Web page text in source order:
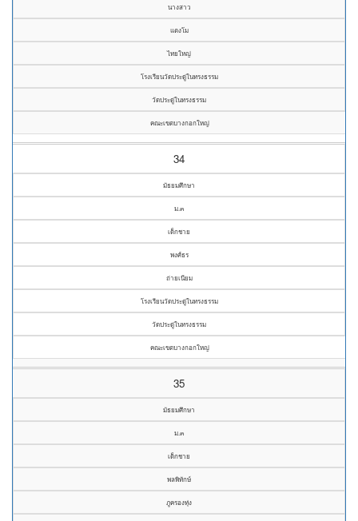
นางสาว
แตงโม
ไทยใหญ่
โรงเรียนวัดประดู่ในทรงธรรม
วัดประดู่ในทรงธรรม
คณะเขตบางกอกใหญ่
34
มัธยมศึกษา
ม.๓
เด็กชาย
พงศ์ธร
ถ่ายเนียม
โรงเรียนวัดประดู่ในทรงธรรม
วัดประดู่ในทรงธรรม
คณะเขตบางกอกใหญ่
35
มัธยมศึกษา
ม.๓
เด็กชาย
พลพิทักษ์
ภูครองทุ่ง